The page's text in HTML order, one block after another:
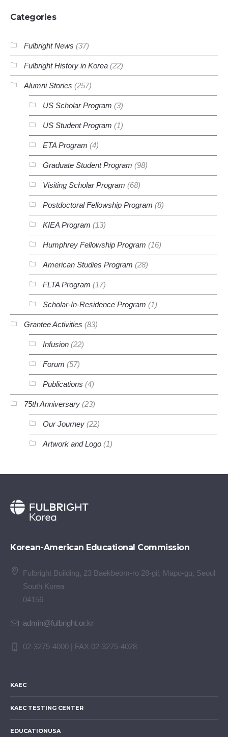
Categories
Fulbright News (37)
Fulbright History in Korea (22)
Alumni Stories (257)
US Scholar Program (3)
US Student Program (1)
ETA Program (4)
Graduate Student Program (98)
Visiting Scholar Program (68)
Postdoctoral Fellowship Program (8)
KIEA Program (13)
Humphrey Fellowship Program (16)
American Studies Program (28)
FLTA Program (17)
Scholar-In-Residence Program (1)
Grantee Activities (83)
Infusion (22)
Forum (57)
Publications (4)
75th Anniversary (23)
Our Journey (22)
Artwork and Logo (1)
Korean-American Educational Commission
Fulbright Building, 23 Baekbeom-ro 28-gil, Mapo-gu, Seoul
South Korea
04156
admin@fulbright.or.kr
02-3275-4000 | FAX 02-3275-4028
KAEC
KAEC TESTING CENTER
EDUCATIONUSA